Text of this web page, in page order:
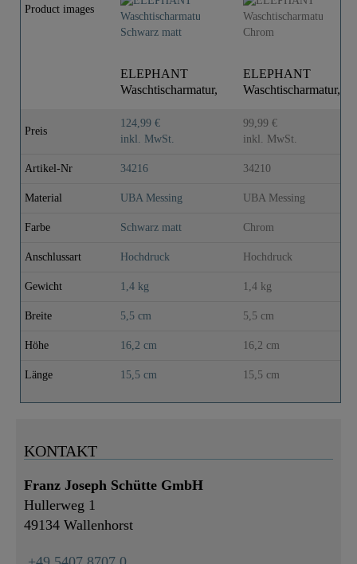
Product images
ELEPHANT
Waschtischarmatur,
ELEPHANT
Waschtischarmatur,
Preis
124,99 €
inkl. MwSt.
99,99 €
inkl. MwSt.
Artikel-Nr 34216 34210
Material UBA Messing UBA Messing
Farbe Schwarz matt Chrom
Anschlussart Hochdruck Hochdruck
Gewicht 1,4 kg 1,4 kg
Breite 5,5 cm 5,5 cm
Höhe 16,2 cm 16,2 cm
Länge 15,5 cm 15,5 cm
KONTAKT
Franz Joseph Schütte GmbH
Hullerweg 1
49134 Wallenhorst